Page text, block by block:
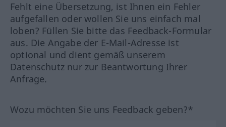
Fehlt eine Übersetzung, ist Ihnen ein Fehler
aufgefallen oder wollen Sie uns einfach mal
loben? Füllen Sie bitte das Feedback-Formular
aus. Die Angabe der E-Mail-Adresse ist
optional und dient gemäß unserem
Datenschutz nur zur Beantwortung Ihrer
Anfrage.
Wozu möchten Sie uns Feedback geben?*